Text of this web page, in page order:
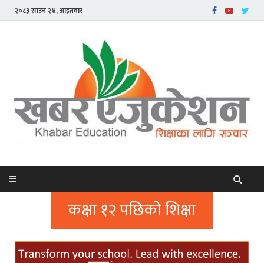
२०८३ साउन २४, आइतवार
कक्षा १२ पछिको शिक्षा